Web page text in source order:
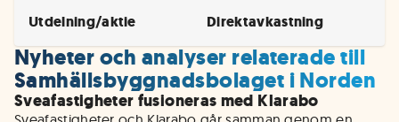
Utdelning/aktie Direktavkastning
Nyheter och analyser relaterade till
Samhällsbyggnadsbolaget i Norden
Sveafastigheter fusioneras med Klarabo